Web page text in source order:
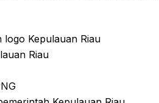
logo Kepulauan Riau
Riau